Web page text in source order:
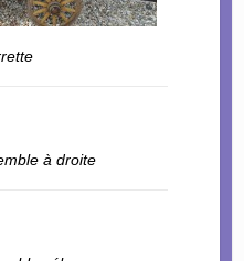
à droite